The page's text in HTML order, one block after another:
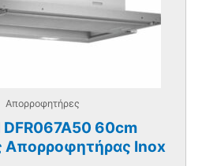
Απορροφητήρες
DFR067A50 60cm
Απορροφητήρας Inox